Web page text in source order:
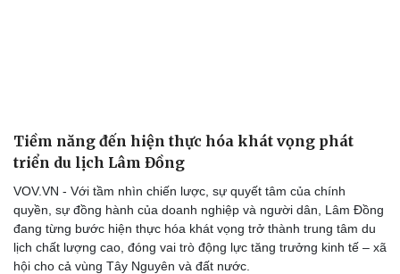
Tiềm năng đến hiện thực hóa khát vọng phát
triển du lịch Lâm Đồng
VOV.VN - Với tầm nhìn chiến lược, sự quyết tâm của chính
quyền, sự đồng hành của doanh nghiệp và người dân, Lâm Đồng
đang từng bước hiện thực hóa khát vọng trở thành trung tâm du
lịch chất lượng cao, đóng vai trò động lực tăng trưởng kinh tế – xã
hội cho cả vùng Tây Nguyên và đất nước.